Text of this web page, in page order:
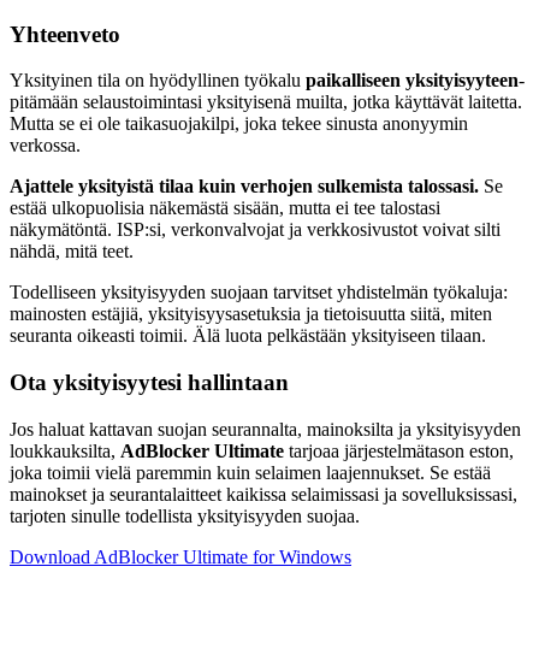
Yhteenveto
Yksityinen tila on hyödyllinen työkalu paikalliseen yksityisyyteen-
pitämään selaustoimintasi yksityisenä muilta, jotka käyttävät laitetta.
Mutta se ei ole taikasuojakilpi, joka tekee sinusta anonyymin
verkossa.
Ajattele yksityistä tilaa kuin verhojen sulkemista talossasi. Se
estää ulkopuolisia näkemästä sisään, mutta ei tee talostasi
näkymätöntä. ISP:si, verkonvalvojat ja verkkosivustot voivat silti
nähdä, mitä teet.
Todelliseen yksityisyyden suojaan tarvitset yhdistelmän työkaluja:
mainosten estäjiä, yksityisyysasetuksia ja tietoisuutta siitä, miten
seuranta oikeasti toimii. Älä luota pelkästään yksityiseen tilaan.
Ota yksityisyytesi hallintaan
Jos haluat kattavan suojan seurannalta, mainoksilta ja yksityisyyden
loukkauksilta, AdBlocker Ultimate tarjoaa järjestelmätason eston,
joka toimii vielä paremmin kuin selaimen laajennukset. Se estää
mainokset ja seurantalaitteet kaikissa selaimissasi ja sovelluksissasi,
tarjoten sinulle todellista yksityisyyden suojaa.
Download AdBlocker Ultimate for Windows